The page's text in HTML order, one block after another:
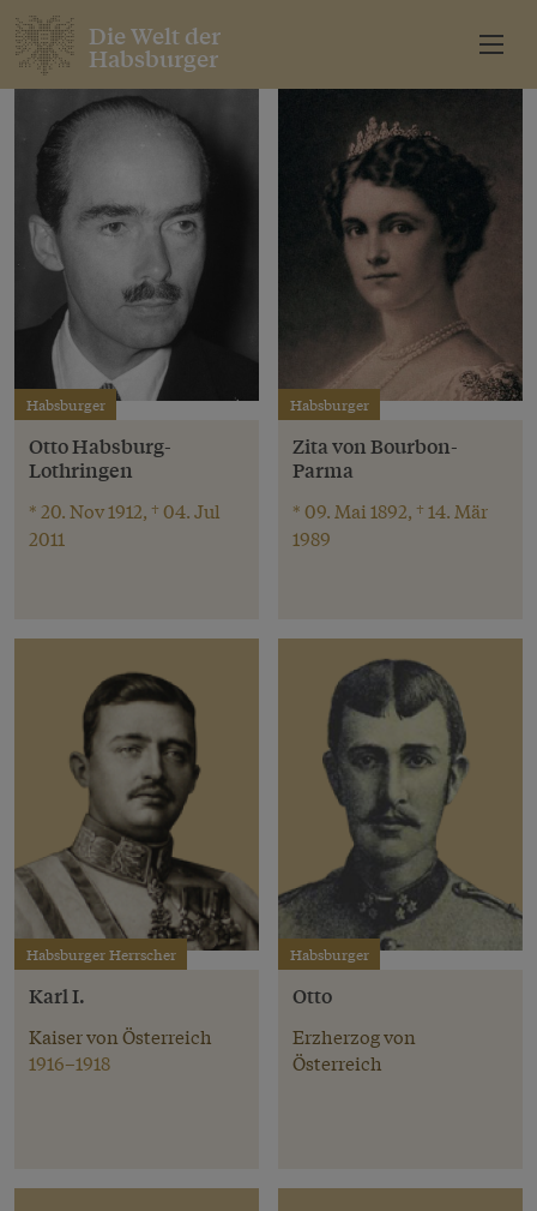
Die Welt der
Habsburger
Habsburger
Otto Habsburg-
Lothringen
* 20. Nov 1912, † 04. Jul
2011
Habsburger
Zita von Bourbon-
Parma
* 09. Mai 1892, † 14. Mär
1989
Habsburger Herrscher
Karl I.
Kaiser von Österreich
1916–1918
Habsburger
Otto
Erzherzog von
Österreich